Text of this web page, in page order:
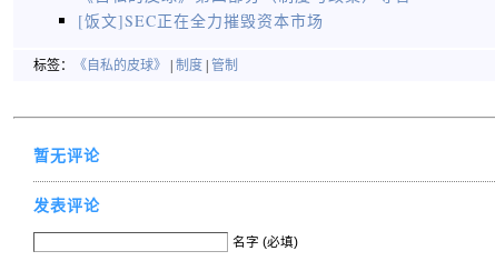
[饭文]SEC正在全力摧毁资本市场
标签： 《自私的皮球》 制度 管制
暂无评论
发表评论
名字 (必填)